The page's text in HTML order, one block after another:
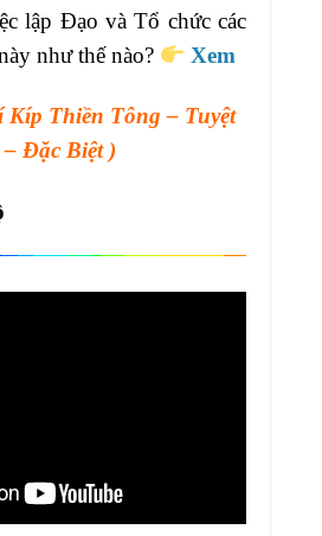
lập Đạo và Tổ chức các
như thế nào?
Xem
Kíp Thiền Tông – Tuyệt
– Đặc Biệt )